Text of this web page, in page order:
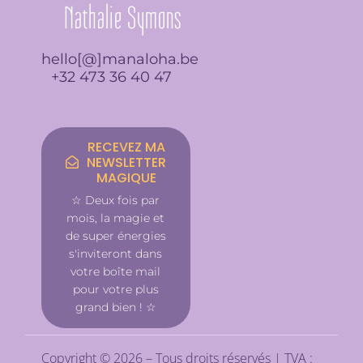
o
k
-
r
a
m
n
p
p
Nathalie Symons
hello[@]manaloha.be
+32 473 36 40 47
RECEVEZ MA
NEWSLETTER
MAGIQUE
☆ Deux fois par
mois, la magie et
de super énergies
s'inviteront dans
votre boîte mail
pour votre plus
grand bien ! ☆
Copyright © 2026 – Tous droits réservés | TVA :